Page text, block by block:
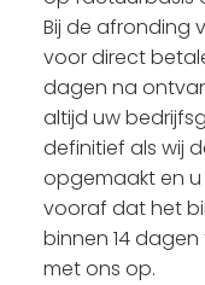
Bij de afronding
voor direct
dagen na
altijd uw
definitief als wij
opgemaakt en
vooraf dat het
binnen 14
met ons op.